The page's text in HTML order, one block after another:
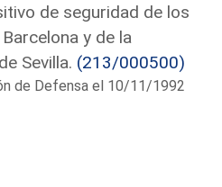
de seguridad de los
y de la
Sevilla. (213/000500)
de Defensa el 10/11/1992